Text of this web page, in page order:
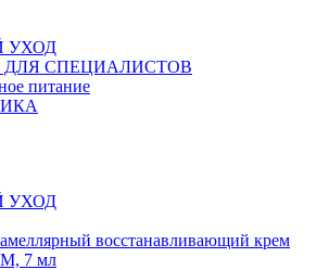
УХОД
ДЛЯ СПЕЦИАЛИСТОВ
питание
УХОД
восстанавливающий крем
7 мл